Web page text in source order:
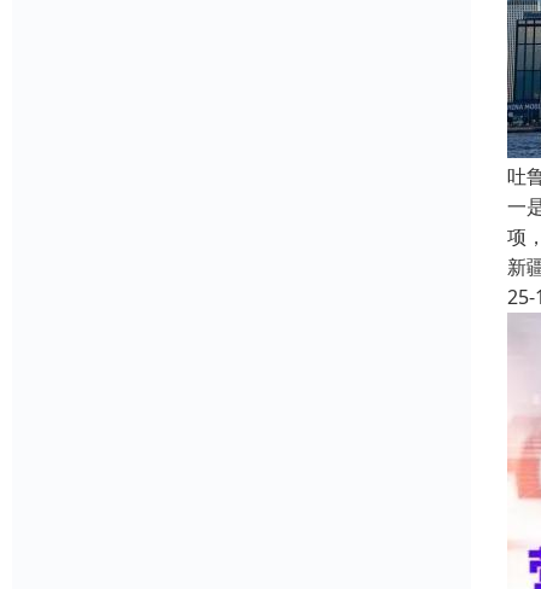
吐
一
项
新
25-